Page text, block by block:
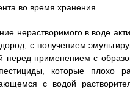
во время хранения.
нерастворимого в воде
с получением
перед применением с
которые плохо
с водой